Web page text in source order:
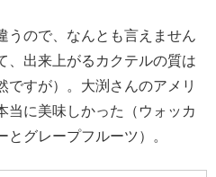
うので、なんとも言えません
、出来上がるカクテルの質は
ですが）。大渕さんのアメリ
当に美味しかった（ウォッカ
グレープフルーツ）。